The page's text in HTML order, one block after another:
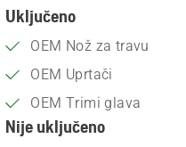
Uključeno
OEM Nož za travu
OEM Uprtači
OEM Trimi glava
Nije uključeno